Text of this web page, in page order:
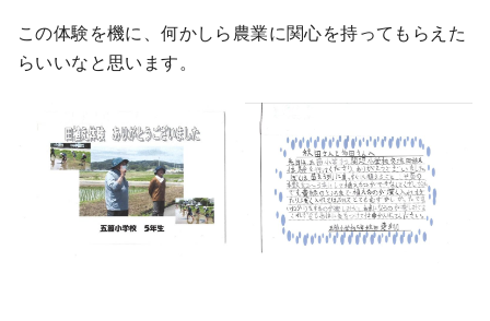
この体験を機に、何かしら農業に関心を持ってもらえた
らいいなと思います。